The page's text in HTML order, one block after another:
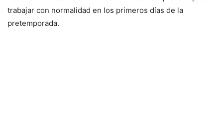
trabajar con normalidad en los primeros días de la
pretemporada.